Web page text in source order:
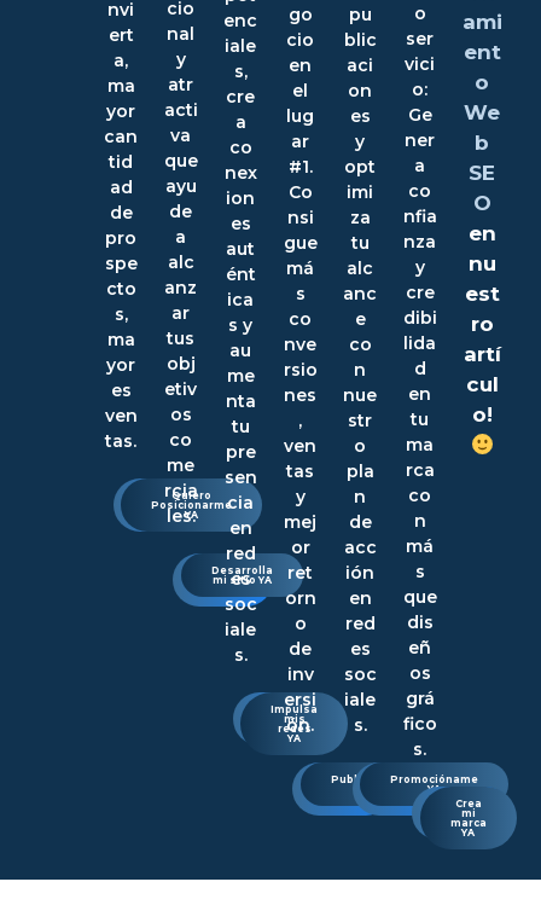
nvi
ert
a,
ma
yor
can
tid
ad
de
pro
spe
cto
s,
ma
yor
es
ven
tas.
Quiero
saber
más
Quiero
Posicionarme
YA
cio
nal
y
atr
acti
va
que
ayu
de
a
alc
anz
ar
tus
obj
etiv
os
co
me
rcia
les.
Quiero
saber
Desarrolla
mi sitio YA
enc
iale
s,
cre
a
co
nex
ion
es
aut
ént
ica
s y
au
me
nta
tu
pre
sen
cia
en
red
es
soc
iale
s.
Quiero
saber
más
Impulsa
mis
redes
YA
go
cio
en
el
lug
ar
#1.
Co
nsi
gue
má
s
co
nve
rsio
nes
,
ven
tas
y
mej
or
ret
orn
o
de
inv
ersi
ón.
Quiero
más
Publicítame
YA
pu
blic
aci
on
es
y
opt
imi
za
tu
alc
anc
e
co
n
nue
str
o
pla
n
de
acc
ión
en
red
es
soc
iale
s.
Quiero
más
Promocióname
YA
o
ser
vici
o:
Ge
ner
a
co
nfia
nza
y
cre
dibi
lida
d
en
tu
ma
rca
co
n
má
s
que
dis
eñ
os
grá
fico
s.
Quiero
saber
más
Crea
mi
marca
YA
ami
ent
o
We
b
SE
O
en
nu
est
ro
artí
cul
o!